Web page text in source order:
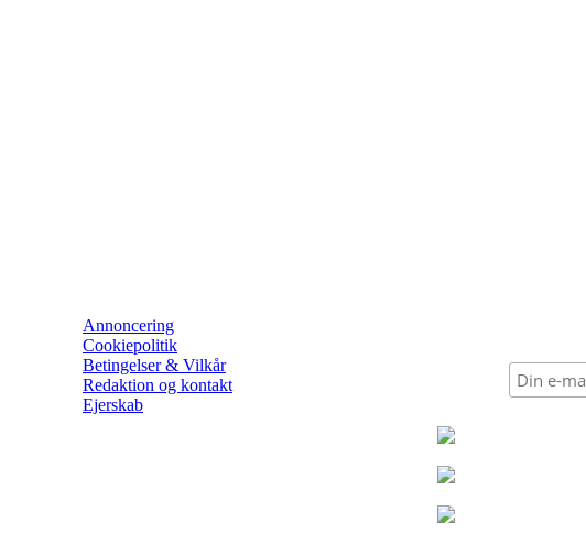
Annoncering
Cookiepolitik
Betingelser & Vilkår
Redaktion og kontakt
Ejerskab